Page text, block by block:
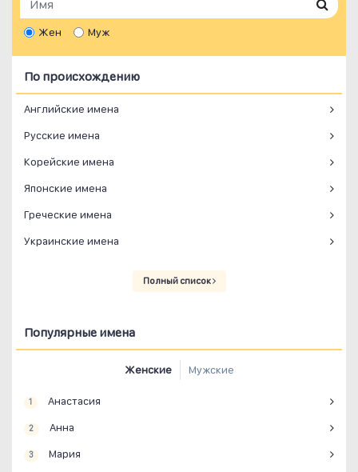
Жен Муж
По происхождению
Английские имена
Русские имена
Корейские имена
Японские имена
Греческие имена
Украинские имена
Полный список
Популярные имена
Женские Мужские
1 Анастасия
2 Анна
3 Мария